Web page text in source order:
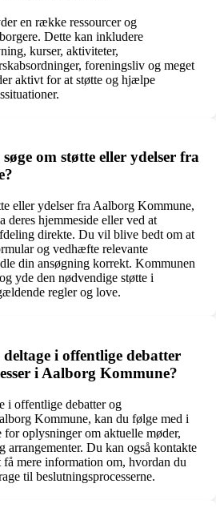
en række ressourcer og
Dette kan inkludere
kurser, aktiviteter,
foreningsliv og meget
aktivt for at støtte og hjælpe
om støtte eller ydelser fra
eller ydelser fra Aalborg Kommune,
deres hjemmeside eller ved at
direkte. Du vil blive bedt om at
og vedhæfte relevante
din ansøgning korrekt. Kommunen
yde den nødvendige støtte i
regler og love.
i offentlige debatter
i Aalborg Kommune?
i offentlige debatter og
Kommune, kan du følge med i
for oplysninger om aktuelle møder,
arrangementer. Du kan også kontakte
mere information om, hvordan du
til beslutningsprocesserne.